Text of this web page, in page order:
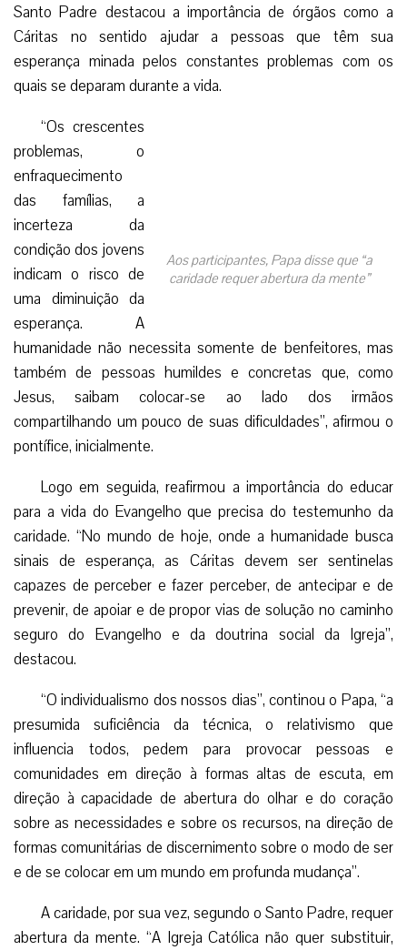
Santo Padre destacou a importância de órgãos como a
Cáritas no sentido ajudar a pessoas que têm sua
esperança minada pelos constantes problemas com os
quais se deparam durante a vida.
caridade requer abertura da mente”
“Os crescentes
problemas, o
enfraquecimento
das famílias, a
incerteza da
condição dos jovens
indicam o risco de
uma diminuição da
esperança. A
humanidade não
necessita somente de benfeitores, mas também de
pessoas humildes e concretas que, como Jesus, saibam
colocar-se ao lado dos irmãos compartilhando um pouco de
suas dificuldades”, afirmou o pontífice, inicialmente.
Logo em seguida, reafirmou a importância do educar
para a vida do Evangelho que precisa do testemunho da
caridade. “No mundo de hoje, onde a humanidade busca
sinais de esperança, as Cáritas devem ser sentinelas
capazes de perceber e fazer perceber, de antecipar e de
prevenir, de apoiar e de propor vias de solução no caminho
seguro do Evangelho e da doutrina social da Igreja”,
destacou.
“O individualismo dos nossos dias”, continou o Papa, “a
presumida suficiência da técnica, o relativismo que
influencia todos, pedem para provocar pessoas e
comunidades em direção à formas altas de escuta, em
direção à capacidade de abertura do olhar e do coração
sobre as necessidades e sobre os recursos, na direção de
formas comunitárias de discernimento sobre o modo de ser
e de se colocar em um mundo em profunda mudança”.
A caridade, por sua vez, segundo o Santo Padre, requer
abertura da mente. “A Igreja Católica não quer substituir,